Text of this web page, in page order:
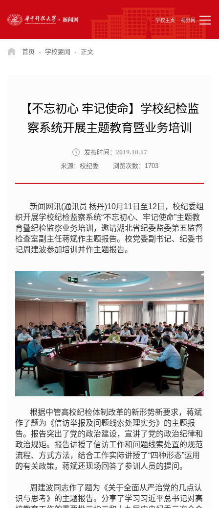
学校主页 视野网
首页 - 学校要闻 - 正文
【不忘初心 牢记使命】学校纪检监
察系统开展主题教育暨业务培训
发布时间： 2019.10.17
来源：校纪委 浏览次数： 1703
新闻网讯(通讯员 杨丹)10月11日至12日，校纪委组
织开展学校纪检监察系统“不忘初心、牢记使命”主题教
育暨纪检监察业务培训，邀请湖北省纪委监委第五监督
检查室副主任蒋斌作主题报告。校党委副书记、纪委书
记周建波参加培训并作主题报告。
根据中管高校纪检体制改革的新形势新要求，蒋斌
作了题为《信访举报及问题线索处理实务》的主题报
告。报告突出了党的政治建设，宣讲了党的政治纪律和
政治规矩。报告讲授了信访工作和问题线索处置的规范
流程、方式方法，结合工作实际讲授了“四种形态”运用
的有关政策。蒋斌还现场回答了参训人员的提问。
周建波同志作了题为《关于全面从严治党的几点认
识与思考》的主题报告。分享了学习习近平总书记对高